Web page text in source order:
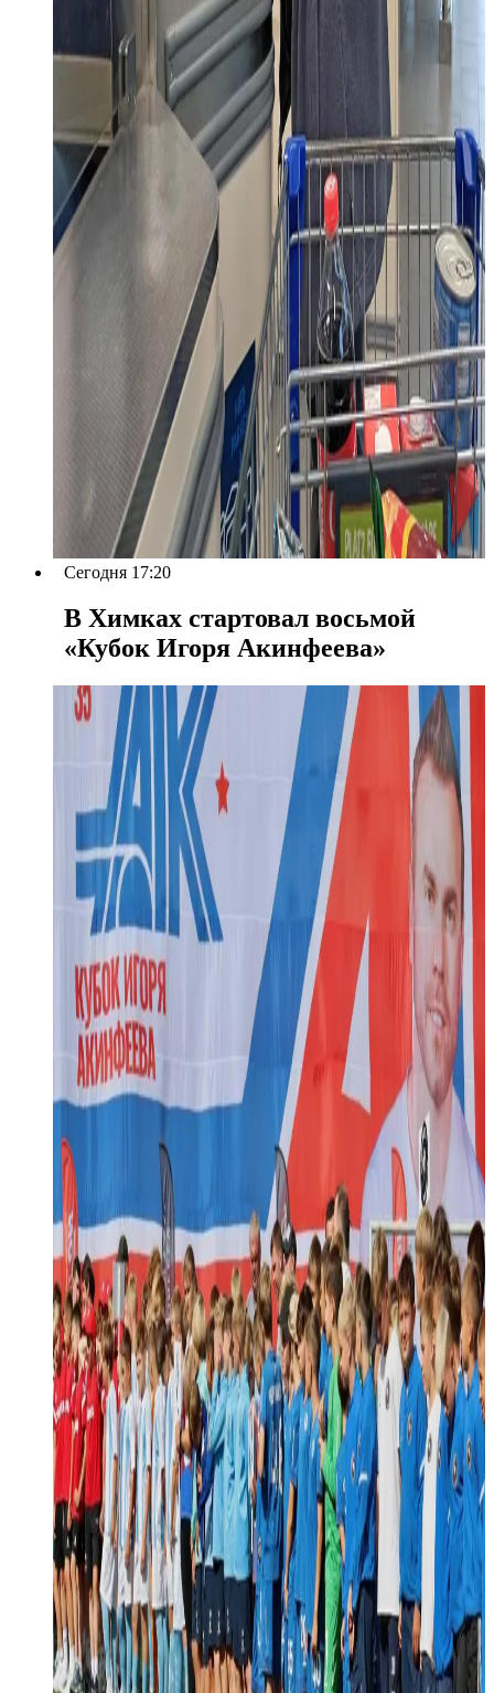
Сегодня 17:20
В Химках стартовал восьмой
«Кубок Игоря Акинфеева»